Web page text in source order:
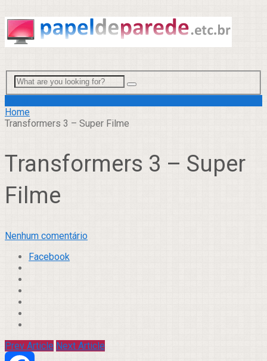
Home
Transformers 3 – Super Filme
Transformers 3 – Super
Filme
Nenhum comentário
Facebook
Prev Article Next Article